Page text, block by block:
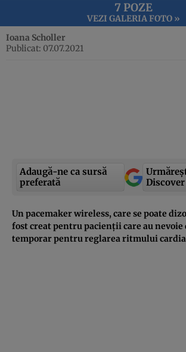
7 POZE
VEZI GALERIA FOTO »
Ioana Scholler
Publicat: 07.07.2021
Adaugă-ne ca sursă
preferată
Discover
Un pacemaker wireless, care se poate
fost creat pentru pacienții care au nevoie
temporar pentru reglarea ritmului